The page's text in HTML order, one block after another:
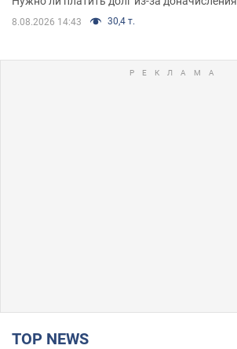
8.08.2026 14:43 30,4 т.
TOP NEWS